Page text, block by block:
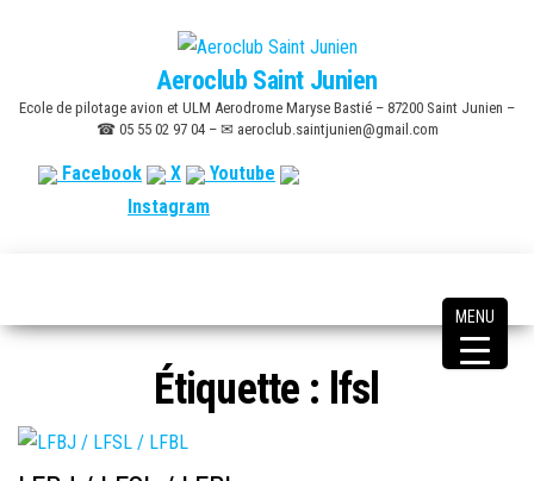
content
Aeroclub Saint Junien
Ecole de pilotage avion et ULM Aerodrome Maryse Bastié – 87200 Saint Junien –
☎ 05 55 02 97 04 – ✉ aeroclub.saintjunien@gmail.com
Facebook X
Youtube
Instagram
Étiquette : lfsl
MENU